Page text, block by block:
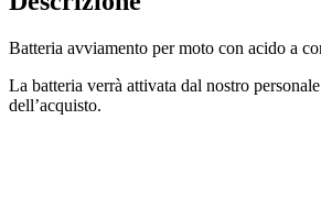
Batteria avviamento per moto con acido a
La batteria verrà attivata dal nostro
dell’acquisto.